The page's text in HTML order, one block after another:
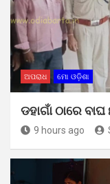
ଅପରାଧ ମୋ ଓଡ଼ିଶା
ଡହାଗାଁ ଠାରେ
9 hours ago